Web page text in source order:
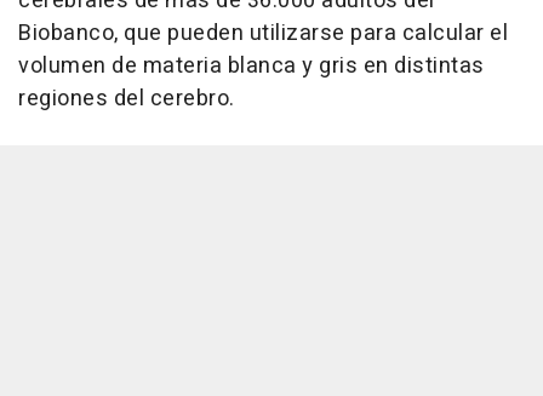
Biobanco, que pueden utilizarse para calcular el
volumen de materia blanca y gris en distintas
regiones del cerebro.